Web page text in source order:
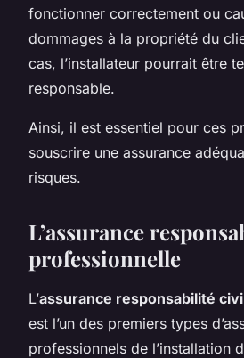
fonctionner correctement ou
dommages à la propriété du
cas, l’installateur pourrait être
responsable.
Ainsi, il est essentiel pour ces
souscrire une assurance
risques.
L’assurance
professionnelle
L’assurance responsabilité
est l’un des premiers types
professionnels de l’installation